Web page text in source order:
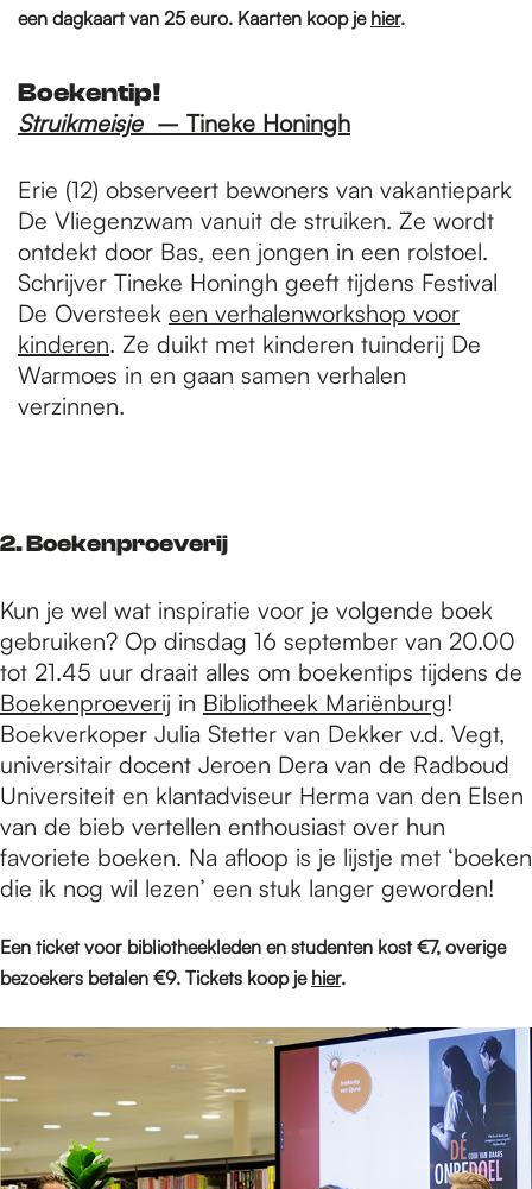
een dagkaart van 25 euro. Kaarten koop je hier.
Boekentip!
Struikmeisje– Tineke Honingh
Erie (12) observeert bewoners van vakantiepark
De Vliegenzwam vanuit de struiken. Ze wordt
ontdekt door Bas, een jongen in een rolstoel.
Schrijver Tineke Honingh geeft tijdens Festival
De Oversteek een verhalenworkshop voor
kinderen. Ze duikt met kinderen tuinderij De
Warmoes in en gaan samen verhalen
verzinnen.
2. Boekenproeverij
Kun je wel wat inspiratie voor je volgende boek
gebruiken? Op dinsdag 16 september van 20.00
tot 21.45 uur draait alles om boekentips tijdens de
Boekenproeverij in Bibliotheek Mariënburg!
Boekverkoper Julia Stetter van Dekker v.d. Vegt,
universitair docent Jeroen Dera van de Radboud
Universiteit en klantadviseur Herma van den Elsen
van de bieb vertellen enthousiast over hun
favoriete boeken. Na afloop is je lijstje met ‘boeken
die ik nog wil lezen’ een stuk langer geworden!
Een ticket voor bibliotheekleden en studenten kost €7, overige
bezoekers betalen €9. Tickets koop je hier.